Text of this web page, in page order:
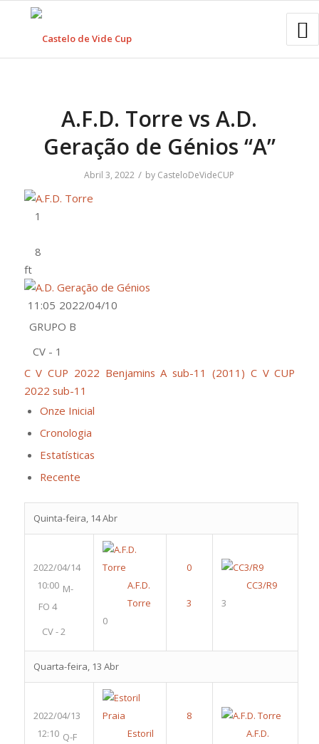
A.F.D. Torre vs A.D.
Geração de Génios “A”
Abril 3, 2022 / by CasteloDeVideCUP
ft
2022/04/10
11:05
GRUPO B
CV - 1
C V CUP 2022 Benjamins A sub-11 (2011) C V CUP
2022 sub-11
Onze Inicial
Cronologia
Estatísticas
Recente
Quinta-feira, 14 Abr
2022/04/14
10:00 M-
FO 4
CV - 2
A.F.D.
Torre
0
CC3/R9
3
Quarta-feira, 13 Abr
2022/04/13
12:10 Q-F
Estoril
A.F.D.